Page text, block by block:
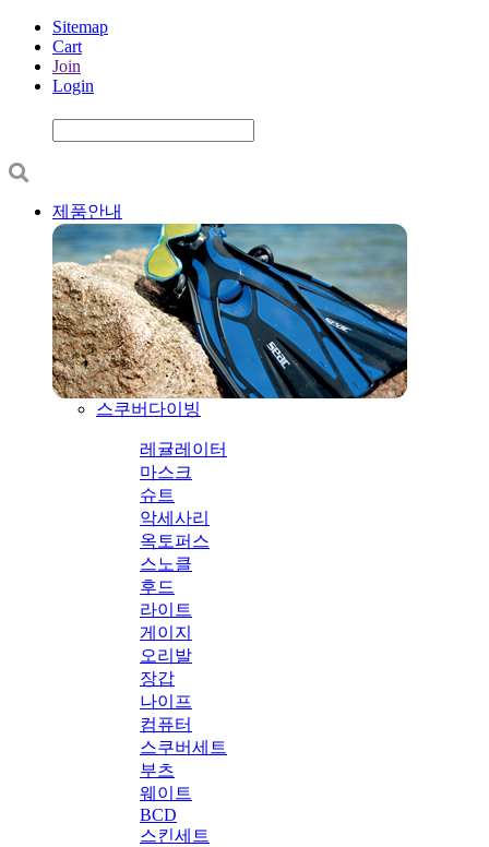
Sitemap
Cart
Join
Login
제품안내
스쿠버다이빙
레귤레이터
마스크
슈트
악세사리
옥토퍼스
스노클
후드
라이트
게이지
오리발
장갑
나이프
컴퓨터
스쿠버세트
부츠
웨이트
BCD
스킨세트